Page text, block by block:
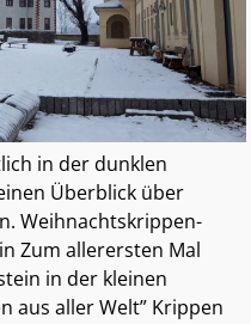
in der dunklen
Überblick über
Weihnachtskrippen-
Zum allerersten Mal
in der kleinen
aus aller Welt” Krippen